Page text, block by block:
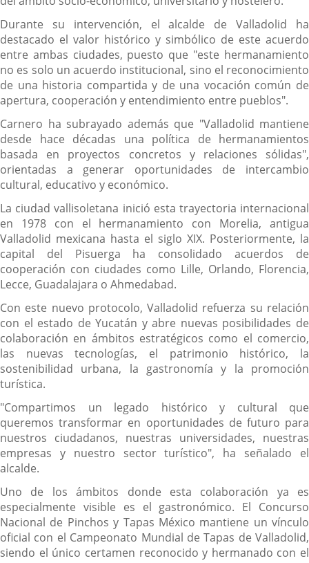
Durante su intervención, el alcalde de Valladolid ha
destacado el valor histórico y simbólico de este acuerdo
entre ambas ciudades, puesto que "este hermanamiento
no es solo un acuerdo institucional, sino el reconocimiento
de una historia compartida y de una vocación común de
apertura, cooperación y entendimiento entre pueblos".
Carnero ha subrayado además que "Valladolid mantiene
desde hace décadas una política de hermanamientos
basada en proyectos concretos y relaciones sólidas",
orientadas a generar oportunidades de intercambio
cultural, educativo y económico.
La ciudad vallisoletana inició esta trayectoria internacional
en 1978 con el hermanamiento con Morelia, antigua
Valladolid mexicana hasta el siglo XIX. Posteriormente, la
capital del Pisuerga ha consolidado acuerdos de
cooperación con ciudades como Lille, Orlando, Florencia,
Lecce, Guadalajara o Ahmedabad.
Con este nuevo protocolo, Valladolid refuerza su relación
con el estado de Yucatán y abre nuevas posibilidades de
colaboración en ámbitos estratégicos como el comercio,
las nuevas tecnologías, el patrimonio histórico, la
sostenibilidad urbana, la gastronomía y la promoción
turística.
"Compartimos un legado histórico y cultural que
queremos transformar en oportunidades de futuro para
nuestros ciudadanos, nuestras universidades, nuestras
empresas y nuestro sector turístico", ha señalado el
alcalde.
Uno de los ámbitos donde esta colaboración ya es
especialmente visible es el gastronómico. El Concurso
Nacional de Pinchos y Tapas México mantiene un vínculo
oficial con el Campeonato Mundial de Tapas de Valladolid,
siendo el único certamen reconocido y hermanado con el